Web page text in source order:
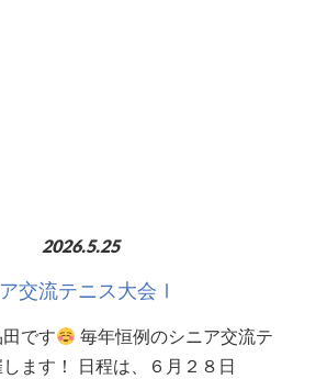
2026.5.25
交流テニス大会Ⅰ
です
毎年恒例のシニア交流テ
ます！ 日程は、６月２８日